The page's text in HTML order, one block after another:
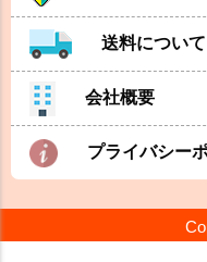
送料について
会社概要
プライバシー